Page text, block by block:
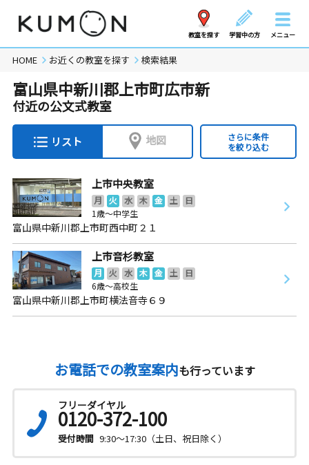
教室を探す 学習中の方 メニュー
HOME お近くの教室を探す 検索結果
富山県中新川郡上市町広市新
付近の公文式教室
リスト 地図
さらに条件
を絞り込む
上市中央教室
月 火 水 木 金 土
日
1歳～中学生
富山県中新川郡上市町西中町２１
上市音杉教室
月 火 水 木 金 土
日
6歳～高校生
富山県中新川郡上市町横法音寺６９
お電話での教室案内も行っています
フリーダイヤル
0120-372-100
受付時間 9:30～17:30（土日、祝日除く）